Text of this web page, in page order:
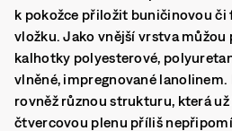
k pokožce přiložit buničinovou či
vložku. Jako vnější vrstva
kalhotky polyesterové,
vlněné, impregnované
rovněž různou strukturu, která
čtvercovou plenu příliš